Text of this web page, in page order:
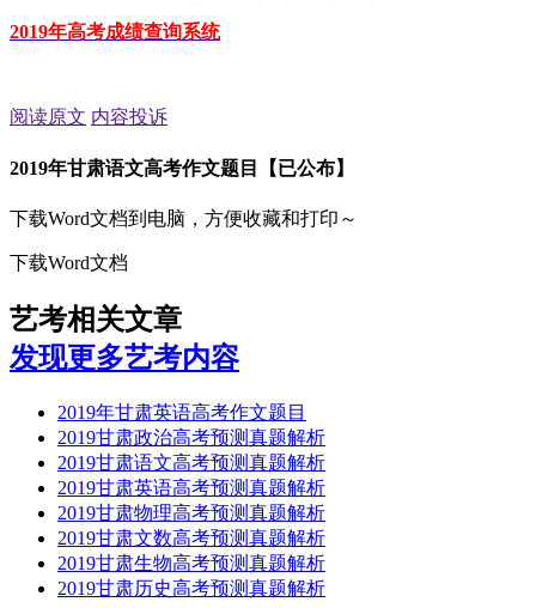
2019年高考成绩查询系统
阅读原文 内容投诉
2019年甘肃语文高考作文题目【已公布】
下载Word文档到电脑，方便收藏和打印～
下载Word文档
艺考相关文章
发现更多艺考内容
2019年甘肃英语高考作文题目
2019甘肃政治高考预测真题解析
2019甘肃语文高考预测真题解析
2019甘肃英语高考预测真题解析
2019甘肃物理高考预测真题解析
2019甘肃文数高考预测真题解析
2019甘肃生物高考预测真题解析
2019甘肃历史高考预测真题解析​